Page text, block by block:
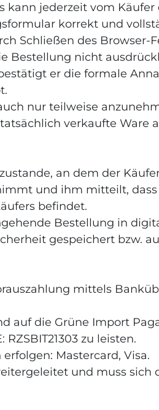
jederzeit vom Käufer
korrekt und
Schließen des Browser-
Bestellung nicht
er die formale
nur teilweise
verkaufte Ware
an dem der
und ihm mitteilt,
befindet.
Bestellung in
gespeichert bzw.
mittels
auf die Grüne Import
RZSBIT21303 zu leisten.
Mastercard, Visa.
und muss sich